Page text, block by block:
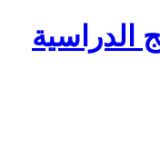
الدراسية